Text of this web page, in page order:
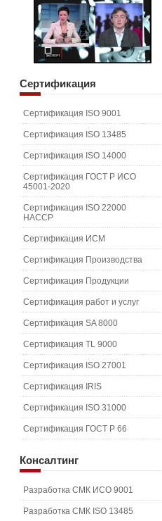
Сертификация
Сертификация ISO 9001
Сертификация ISO 13485
Сертификация ISO 14000
Сертификация ГОСТ Р ИСО
45001-2020
Сертификация ISO 22000
HACCP
Сертификация ИСМ
Сертификация Производства
Сертификация Продукции
Сертификация работ и услуг
Сертификация SA 8000
Сертификация TL 9000
Сертификация ISO 27001
Сертификация IRIS
Сертификация ISO 31000
Сертификация ГОСТ Р 66
Консалтинг
Разработка СМК ИСО 9001
Разработка СМК ISO 13485